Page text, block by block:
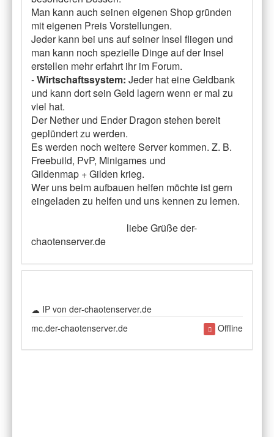
Man kann auch seinen eigenen Shop gründen
mit eigenen Preis Vorstellungen.
Jeder kann bei uns auf seiner Insel fliegen und
man kann noch spezielle Dinge auf der Insel
erstellen mehr erfahrt ihr im Forum.
-Wirtschaftssystem: Jeder hat eine Geldbank
und kann dort sein Geld lagern wenn er mal zu
viel hat.
Der Nether und Ender Dragon stehen bereit
geplündert zu werden.
Es werden noch weitere Server kommen. Z. B.
Freebuild, PvP, Minigames und
Gildenmap + Gilden krieg.
Wer uns beim aufbauen helfen möchte ist gern
eingeladen zu helfen und uns kennen zu lernen.
liebe Grüße der-
chaotenserver.de
IP von der-chaotenserver.de
mc.der-chaotenserver.de
Offline